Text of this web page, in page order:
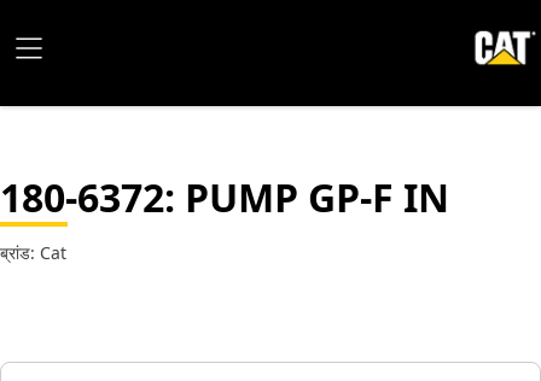
180-6372: PUMP GP-F IN
ब्रांड: Cat